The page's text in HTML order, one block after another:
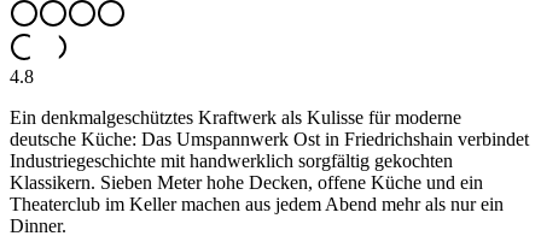
4.8
Ein denkmalgeschütztes Kraftwerk als Kulisse für moderne
deutsche Küche: Das Umspannwerk Ost in Friedrichshain verbindet
Industriegeschichte mit handwerklich sorgfältig gekochten
Klassikern. Sieben Meter hohe Decken, offene Küche und ein
Theaterclub im Keller machen aus jedem Abend mehr als nur ein
Dinner.